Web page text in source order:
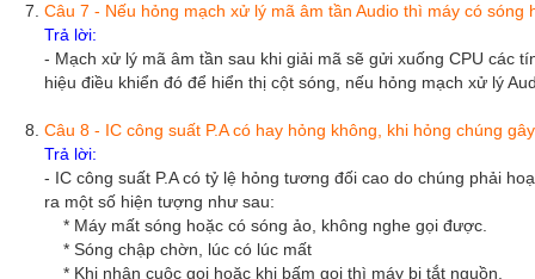
Câu 7 - Nếu hỏng mạch xử lý mã âm tần Audio thì máy có sóng
Trả lời:
- Mạch xử lý mã âm tần sau khi giải mã sẽ gửi xuống CPU các
hiệu điều khiển đó để hiển thị cột sóng, nếu hỏng mạch xử lý
Câu 8 - IC công suất P.A có hay hỏng không, khi hỏng chúng
Trả lời:
- IC công suất P.A có tỷ lệ hỏng tương đối cao do chúng phải
ra một số hiện tượng như sau:
* Máy mất sóng hoặc có sóng ảo, không nghe gọi được.
* Sóng chập chờn, lúc có lúc mất
* Khi nhận cuộc gọi hoặc khi bấm gọi thì máy bị tắt nguồn.